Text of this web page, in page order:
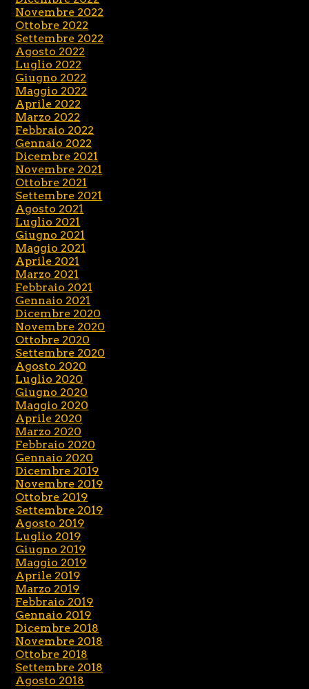
Novembre 2022
Ottobre 2022
Settembre 2022
Agosto 2022
Luglio 2022
Giugno 2022
Maggio 2022
Aprile 2022
Marzo 2022
Febbraio 2022
Gennaio 2022
Dicembre 2021
Novembre 2021
Ottobre 2021
Settembre 2021
Agosto 2021
Luglio 2021
Giugno 2021
Maggio 2021
Aprile 2021
Marzo 2021
Febbraio 2021
Gennaio 2021
Dicembre 2020
Novembre 2020
Ottobre 2020
Settembre 2020
Agosto 2020
Luglio 2020
Giugno 2020
Maggio 2020
Aprile 2020
Marzo 2020
Febbraio 2020
Gennaio 2020
Dicembre 2019
Novembre 2019
Ottobre 2019
Settembre 2019
Agosto 2019
Luglio 2019
Giugno 2019
Maggio 2019
Aprile 2019
Marzo 2019
Febbraio 2019
Gennaio 2019
Dicembre 2018
Novembre 2018
Ottobre 2018
Settembre 2018
Agosto 2018